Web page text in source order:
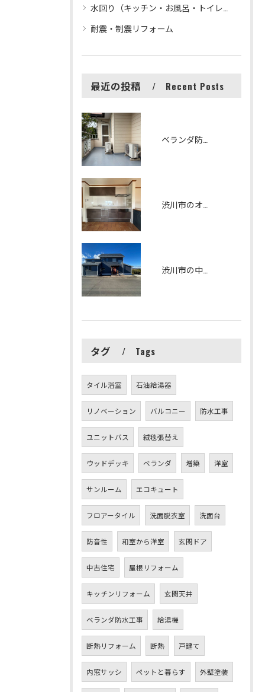
水回り（キッチン・お風呂・トイレ等）リフォーム
耐震・制震リフォーム
最近の投稿 Recent Posts
タグ Tags
タイル浴室 石油給湯器
リノベーション バルコニー 防水工事
ユニットバス 絨毯張替え
ウッドデッキ ベランダ 増築 洋室
サンルーム エコキュート
フロアータイル 洗面脱衣室 洗面台
防音性 和室から洋室 玄関ドア
中古住宅 屋根リフォーム
キッチンリフォーム 玄関天井
ベランダ防水工事 給湯機
断熱リフォーム 断熱 戸建て
内窓サッシ ペットと暮らす 外壁塗装